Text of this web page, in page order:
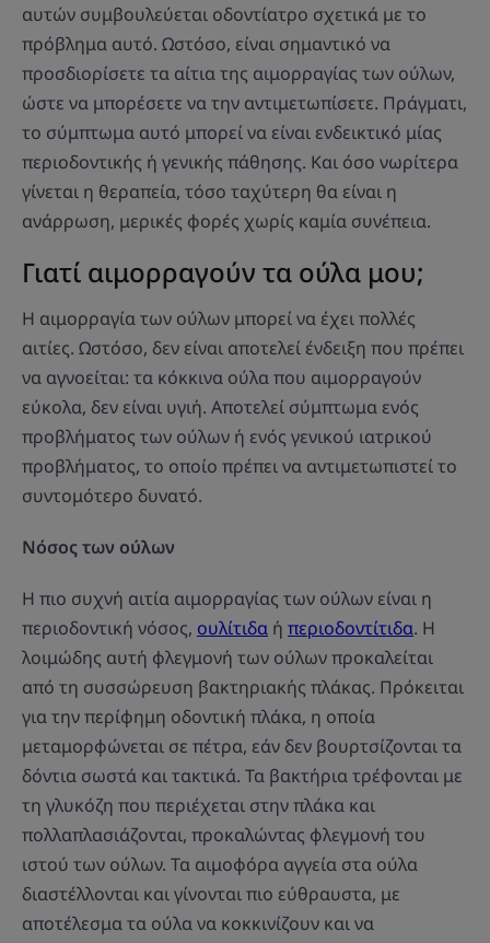
αυτών συμβουλεύεται οδοντίατρο σχετικά με το
πρόβλημα αυτό. Ωστόσο, είναι σημαντικό να
προσδιορίσετε τα αίτια της αιμορραγίας των ούλων,
ώστε να μπορέσετε να την αντιμετωπίσετε. Πράγματι,
το σύμπτωμα αυτό μπορεί να είναι ενδεικτικό μίας
περιοδοντικής ή γενικής πάθησης. Και όσο νωρίτερα
γίνεται η θεραπεία, τόσο ταχύτερη θα είναι η
ανάρρωση, μερικές φορές χωρίς καμία συνέπεια.
Γιατί αιμορραγούν τα ούλα μου;
Η αιμορραγία των ούλων μπορεί να έχει πολλές
αιτίες. Ωστόσο, δεν είναι αποτελεί ένδειξη που πρέπει
να αγνοείται: τα κόκκινα ούλα που αιμορραγούν
εύκολα, δεν είναι υγιή. Αποτελεί σύμπτωμα ενός
προβλήματος των ούλων ή ενός γενικού ιατρικού
προβλήματος, το οποίο πρέπει να αντιμετωπιστεί το
συντομότερο δυνατό.
Νόσος των ούλων
Η πιο συχνή αιτία αιμορραγίας των ούλων είναι η
περιοδοντική νόσος, ουλίτιδα ή περιοδοντίτιδα. Η
λοιμώδης αυτή φλεγμονή των ούλων προκαλείται
από τη συσσώρευση βακτηριακής πλάκας. Πρόκειται
για την περίφημη οδοντική πλάκα, η οποία
μεταμορφώνεται σε πέτρα, εάν δεν βουρτσίζονται τα
δόντια σωστά και τακτικά. Τα βακτήρια τρέφονται με
τη γλυκόζη που περιέχεται στην πλάκα και
πολλαπλασιάζονται, προκαλώντας φλεγμονή του
ιστού των ούλων. Τα αιμοφόρα αγγεία στα ούλα
διαστέλλονται και γίνονται πιο εύθραυστα, με
αποτέλεσμα τα ούλα να κοκκινίζουν και να